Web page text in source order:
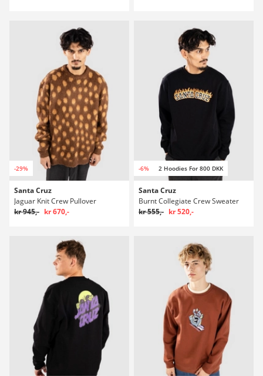
-29%
Santa Cruz
Jaguar Knit Crew Pullover
kr 945,- kr 670,-
-6% 2 Hoodies For 800 DKK
Santa Cruz
Burnt Collegiate Crew Sweater
kr 555,- kr 520,-